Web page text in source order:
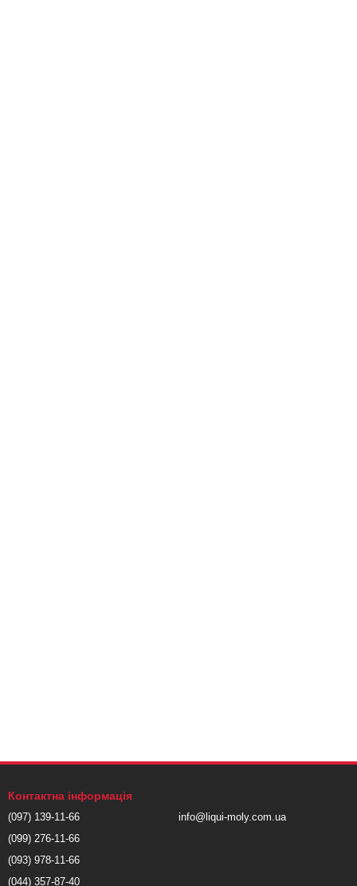
Контактна інформація
(097) 139-11-66
(099) 276-11-66
(093) 978-11-66
(044) 357-87-40
info@liqui-moly.com.ua